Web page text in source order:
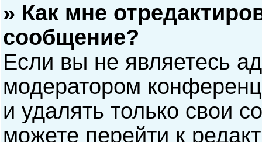
» Как мне
сообщение?
Если вы не являетесь
модератором
и удалять только свои
можете перейти к